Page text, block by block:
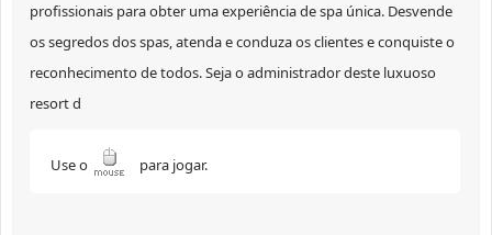
profissionais para obter uma experiência de spa única. Desvende
os segredos dos spas, atenda e conduza os clientes e conquiste o
reconhecimento de todos. Seja o administrador deste luxuoso
resort d
Use o para jogar.